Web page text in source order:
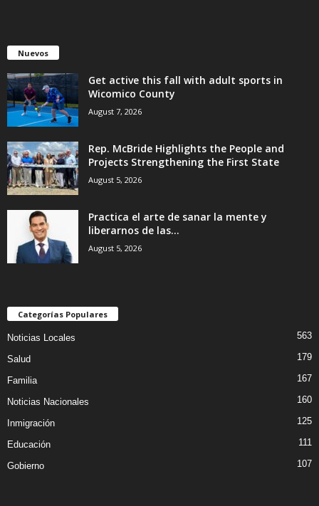
Nuevos
Get active this fall with adult sports in
Wicomico County
August 7, 2026
Rep. McBride Highlights the People and
Projects Strengthening the First State
August 5, 2026
Practica el arte de sanar la mente y
liberarnos de las...
August 5, 2026
Categorías Populares
Noticias Locales 563
Salud 179
Familia 167
Noticias Nacionales 160
Inmigración 125
Educación 111
Gobierno 107